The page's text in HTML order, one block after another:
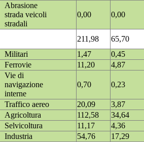
Abrasione
strada veicoli
stradali
0,00 0,00
211,98
65,70
Militari
1,47
0,45
Ferrovie
11,20
4,87
Vie di
navigazione
interne
0,70 0,23
Traffico aereo 20,09
3,87
Agricoltura
112,58
34,64
Selvicoltura
11,17
4,36
Industria
54,76
17,29